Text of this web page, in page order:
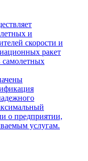
и
скорости и
ракет
о предприятии,
услугам.